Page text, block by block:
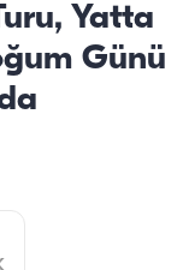
Yatta
Günü